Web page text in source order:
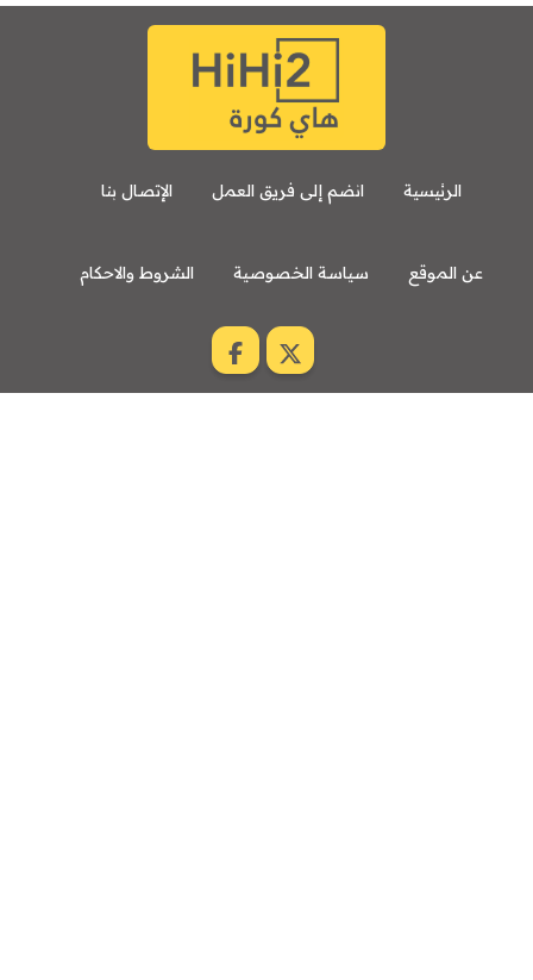
الرئيسية انضم إلى فريق العمل الإتصال بنا
عن الموقع سياسة الخصوصية الشروط والاحكام